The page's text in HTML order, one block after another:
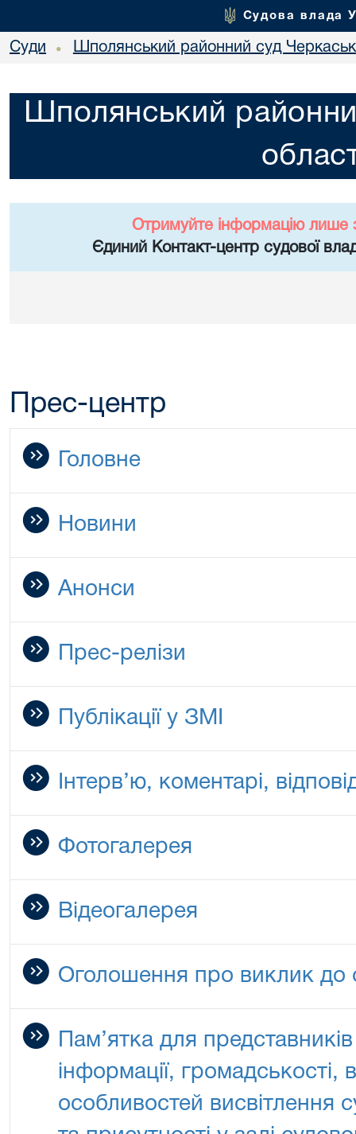
Судова влада
Суди • Шполянський районний суд
Шполянський
Отримуйте інформацію лише
Єдиний Контакт-центр судової
Прес-центр
Головне
Новини
Анонси
Прес-релізи
Публікації у ЗМІ
Інтерв’ю, коментарі,
Фотогалерея
Відеогалерея
Оголошення про виклик до
Пам’ятка для
інформації, громадськості,
особливостей висвітлення